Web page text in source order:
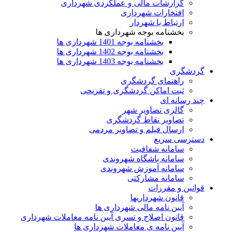
گزارشات مالی و عملکردی شهرداری
افتخارات شهرداری
ارتباط با شهردار
بخشنامه بوجه شهرداری ها
بخشنامه بوجه 1401 شهرداری ها
بخشنامه بوجه 1402 شهرداری ها
بخشنامه بوجه 1403 شهرداری ها
گردشگری
راهنمای گردشگری
ثبت اماکن گردشگری و تفریحی
چند رسانه ای
گالری تصاویر شهر
تصاویر نقاط گردشگری
ارسال فیلم و تصاویر مردمی
دسترسی سریع
سامانه شفافیت
سامانه باشگاه شهروندی
سامانه آموزش شهروندی
سامانه مشارکتی
قوانین و مقررات
قانون شهرداریها
آیین نامه مالی شهرداری ها
قانون اصلاح و تسری آیین نامه معاملات شهرداری
آیین نامه ی معاملات شهرداری ها